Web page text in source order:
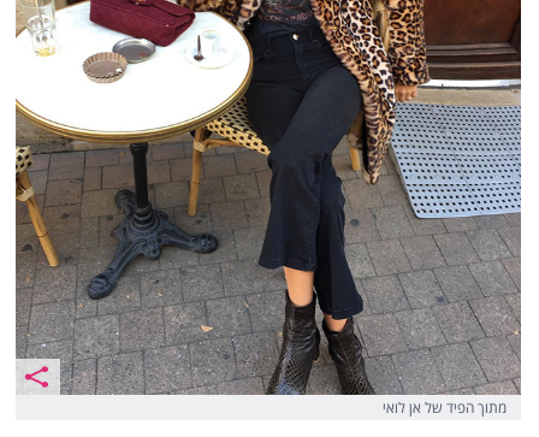
מתוך הפיד של אן לואי